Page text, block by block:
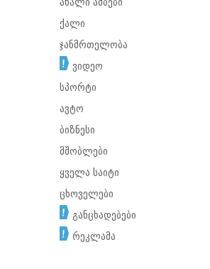
ქალი
ჯანმრთელობა
ვიდეო
სპორტი
ავტო
ბიზნესი
მშობლები
ყველა საიტი
ცხოველები
განცხადებები
რეკლამა